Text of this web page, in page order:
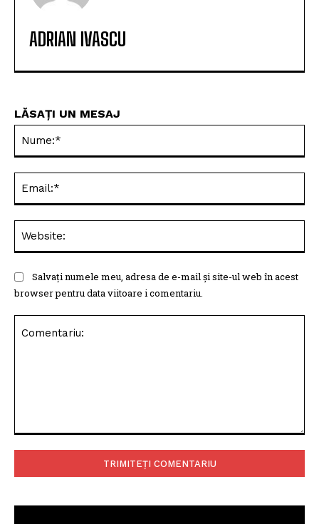
ADRIAN IVASCU
LĂSAȚI UN MESAJ
Salvați numele meu, adresa de e-mail și site-ul web în acest
browser pentru data viitoare i comentariu.